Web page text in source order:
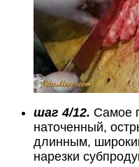
шаг 4/12. Самое
наточенный,
длинным,
нарезки